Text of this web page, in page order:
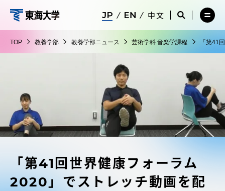
プ
養
学
中文
サ
検
索
サ
イ
索
を
じ
る
メ
ー
を
TOP 教養学部 教養学部ニュース 芸術学科 音楽学課程 「第41
「第41回世界健康フォーラム
2020」でストレッチ動画を配
メ
ニ
を
閉
る
在学生・保護者向けポータル（TIPS）
教員・研究者ガイド
大学の概要